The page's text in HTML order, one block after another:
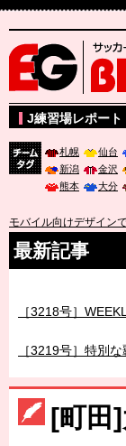
サッカー専門新聞
J練習場レポート
札幌 仙台
新潟
金沢
熊本
大分
モバイル向けデザイン
最新記事
［3220号］伝説
[町田